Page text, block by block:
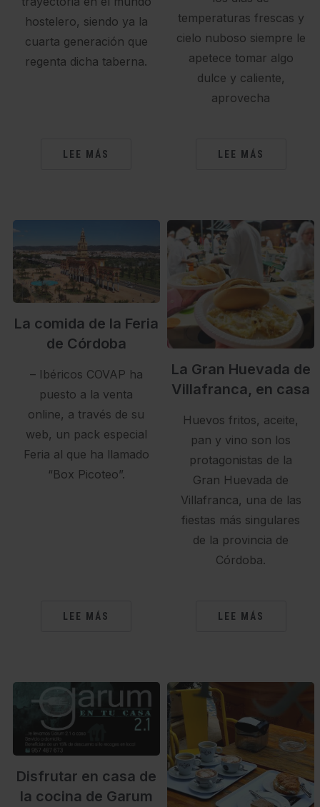
hostelero, siendo ya la
cuarta generación que
regenta dicha taberna.
LEE MÁS
temperaturas frescas y
cielo nuboso siempre le
apetece tomar algo
dulce y caliente,
aprovecha
LEE MÁS
La comida de la Feria
de Córdoba
– Ibéricos COVAP ha
puesto a la venta
online, a través de su
web, un pack especial
Feria al que ha llamado
“Box Picoteo”.
LEE MÁS
La Gran Huevada de
Villafranca, en casa
Huevos fritos, aceite,
pan y vino son los
protagonistas de la
Gran Huevada de
Villafranca, una de las
fiestas más singulares
de la provincia de
Córdoba.
LEE MÁS
Disfrutar en casa de
la cocina de Garum